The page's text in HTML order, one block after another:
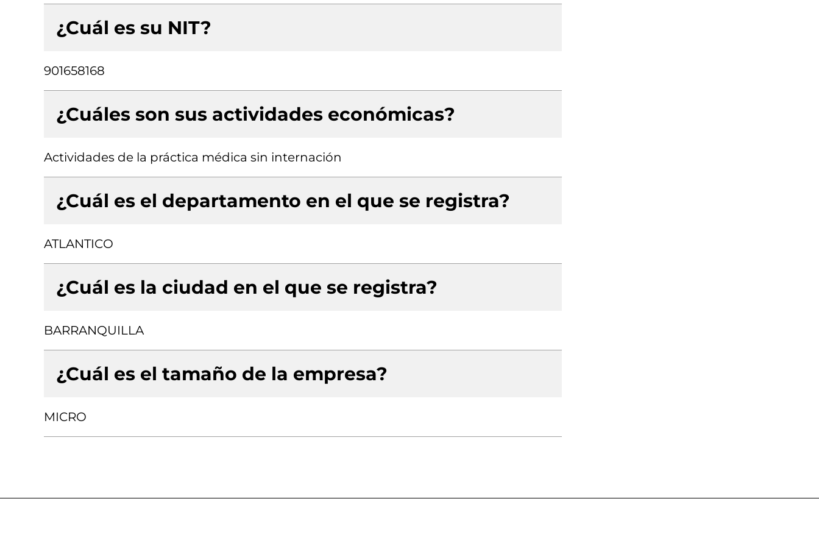
¿Cuál es su NIT?
901658168
¿Cuáles son sus actividades económicas?
Actividades de la práctica médica sin internación
¿Cuál es el departamento en el que se registra?
ATLANTICO
¿Cuál es la ciudad en el que se registra?
BARRANQUILLA
¿Cuál es el tamaño de la empresa?
MICRO